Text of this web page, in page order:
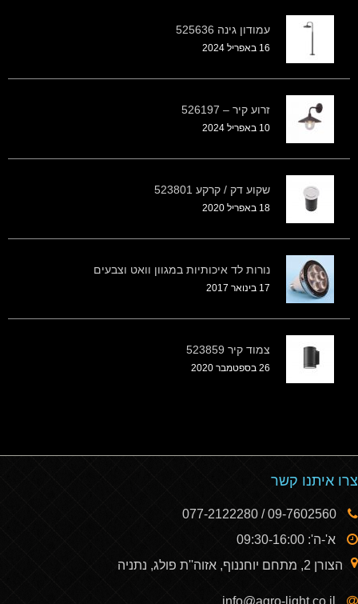
עמודון גינה 525636
16 באפריל 2024
זרוע קיר – 526197
10 באפריל 2024
שקוע דק / קרקע 523801
18 באפריל 2020
נורות לד איכותיות במגוון וואט וצבעים
17 בינואר 2017
צמוד קיר 523859
26 בספטמבר 2020
צרו איתנו קשר
א'-ה': 09:30-16:00
הצורן 2, מתחם יוחננוף, אזוה''ת פולג, נתניה